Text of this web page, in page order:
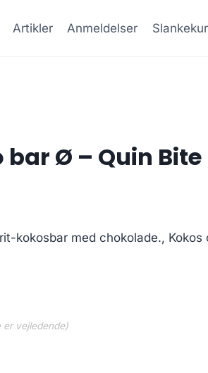
Artikler Anmeldelser Slankekur
bar Ø – Quin Bite
kokosbar med chokolade., Kokos
er vejledende)